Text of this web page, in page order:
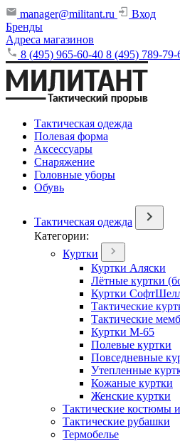
manager@militant.ru
Вход
Бренды
Адреса магазинов
8 (495) 965-60-40 8 (495) 789-79-
Тактическая одежда
Полевая форма
Аксессуары
Снаряжение
Головные уборы
Обувь
Тактическая одежда
Категории:
Куртки
Куртки Аляски
Лётные куртки
Куртки
Тактические
Тактические
Куртки М-65
Полевые куртки
Повседневные
Утепленные
Кожаные куртки
Женские куртки
Тактические костюмы
Тактические рубашки
Термобелье